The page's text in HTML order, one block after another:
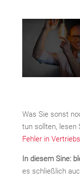
Was Sie sonst
tun sollten, lesen
Fehler in
In diesem Sine:
es schließlich